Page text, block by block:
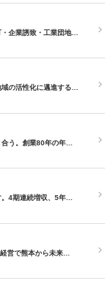
企業誘致・工業団地…
の活性化に邁進する…
う。創業80年の年…
4期連続増収、5年…
営で熊本から未来…